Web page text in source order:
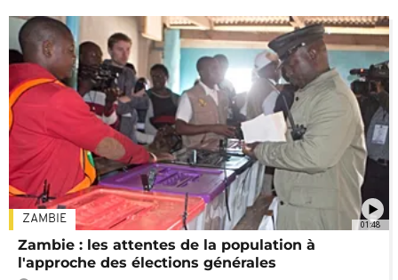
01:48
ZAMBIE
Zambie : les attentes de la population à
l'approche des élections générales